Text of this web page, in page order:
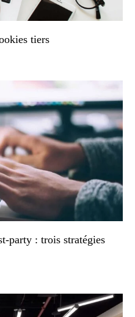
tiers
party : trois stratégies